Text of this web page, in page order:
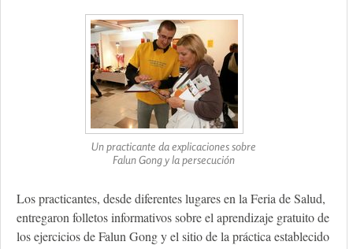
Un practicante da explicaciones sobre
Falun Gong y la persecución
Los practicantes, desde diferentes lugares en la Feria de Salud,
entregaron folletos informativos sobre el aprendizaje gratuito de
los ejercicios de Falun Gong y el sitio de la práctica establecido